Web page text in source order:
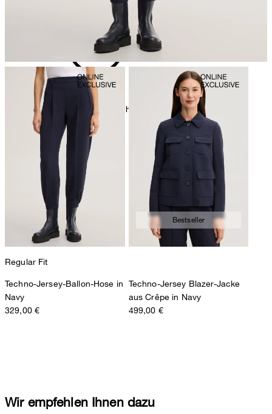
chemische Reinigung mit Perchlorethylen, schonend
Regular Fit
Techno-Jersey-Ballon-Hose in
Navy
329,00 €
Bestseller
Techno-Jersey Blazer-Jacke
aus Crêpe in Navy
499,00 €
Wir empfehlen Ihnen dazu